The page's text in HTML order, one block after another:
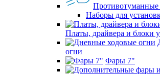
Наборы для
Платы, драйвера и блоки
огни
Фары 7"